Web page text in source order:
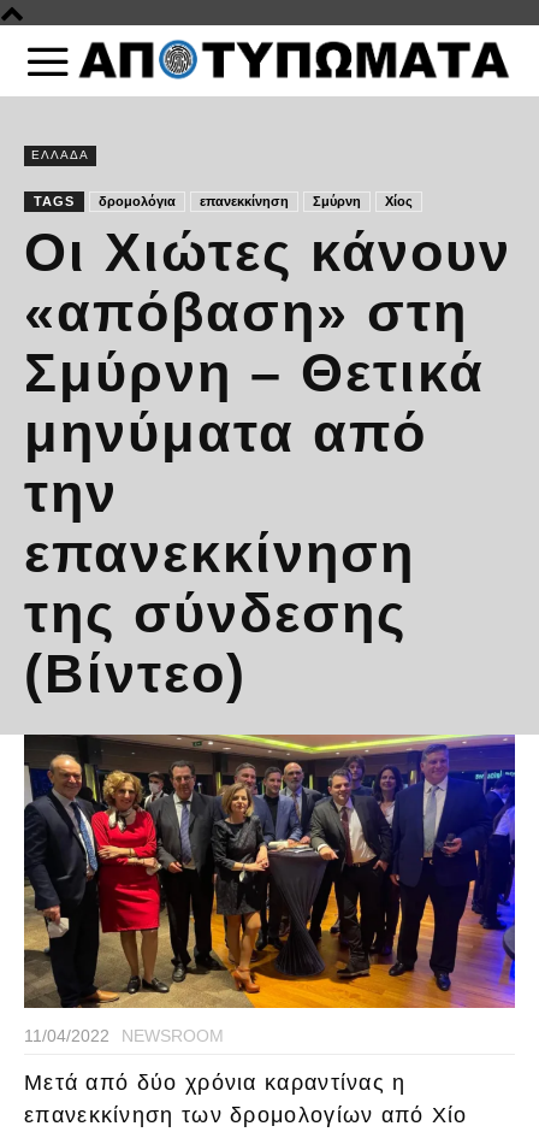
ΕΛΛΑΔΑ
TAGS δρομολόγια επανεκκίνηση Σμύρνη Χίος
Οι Χιώτες κάνουν
«απόβαση» στη
Σμύρνη – Θετικά
μηνύματα από
την
επανεκκίνηση
της σύνδεσης
(Βίντεο)
11/04/2022 NEWSROOM
Μετά από δύο χρόνια καραντίνας η
επανεκκίνηση των δρομολογίων από Χίο